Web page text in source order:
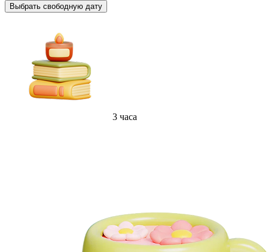
Выбрать свободную дату
3 часа